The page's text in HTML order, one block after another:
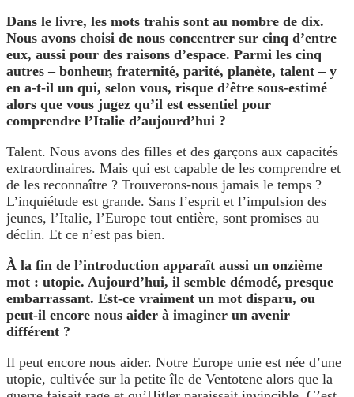
Dans le livre, les mots trahis sont au nombre de dix.
Nous avons choisi de nous concentrer sur cinq d’entre
eux, aussi pour des raisons d’espace. Parmi les cinq
autres – bonheur, fraternité, parité, planète, talent – y
en a-t-il un qui, selon vous, risque d’être sous-estimé
alors que vous jugez qu’il est essentiel pour
comprendre l’Italie d’aujourd’hui ?
Talent. Nous avons des filles et des garçons aux capacités
extraordinaires. Mais qui est capable de les comprendre et
de les reconnaître ? Trouverons-nous jamais le temps ?
L’inquiétude est grande. Sans l’esprit et l’impulsion des
jeunes, l’Italie, l’Europe tout entière, sont promises au
déclin. Et ce n’est pas bien.
À la fin de l’introduction apparaît aussi un onzième
mot : utopie. Aujourd’hui, il semble démodé, presque
embarrassant. Est-ce vraiment un mot disparu, ou
peut-il encore nous aider à imaginer un avenir
différent ?
Il peut encore nous aider. Notre Europe unie est née d’une
utopie, cultivée sur la petite île de Ventotene alors que la